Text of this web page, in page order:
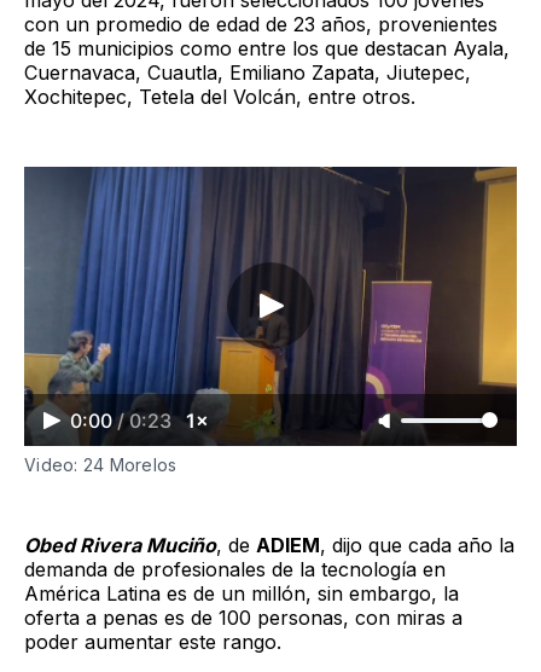
con un promedio de edad de 23 años, provenientes
de 15 municipios como entre los que destacan Ayala,
Cuernavaca, Cuautla, Emiliano Zapata, Jiutepec,
Xochitepec, Tetela del Volcán, entre otros.
0:00 / 0:23 1×
Video: 24 Morelos
Obed Rivera Muciño, de ADIEM, dijo que cada año la
demanda de profesionales de la tecnología en
América Latina es de un millón, sin embargo, la
oferta a penas es de 100 personas, con miras a
poder aumentar este rango.